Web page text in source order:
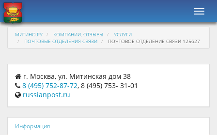
МИТИНО.РУ КОМПАНИИ, ОТЗЫВЫ
УСЛУГИ
ПОЧТОВЫЕ ОТДЕЛЕНИЯ СВЯЗИ
ПОЧТОВОЕ ОТДЕЛЕНИЕ СВЯЗИ 125627
г. Москва, ул. Митинская дом 38
8 (495) 752-87-72, 8 (495) 753- 31-01
russianpost.ru
Информация